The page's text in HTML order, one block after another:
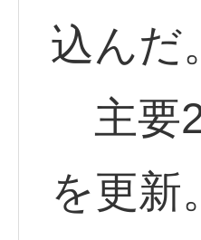
込んだ
主要
を更新。